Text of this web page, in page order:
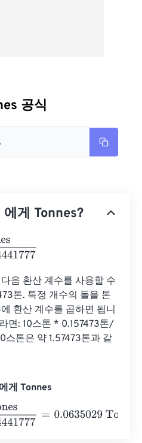
공식
게 Tonnes?
음 환산 계수를 사용할 수
톤. 특정 개수의 돌을 톤
환산 계수를 곱하면 됩니
면: 10스톤 * 0.157473톤/
스톤은 약 1.57473톤과 같
게 Tonnes
= 0.0635029 Tonnes